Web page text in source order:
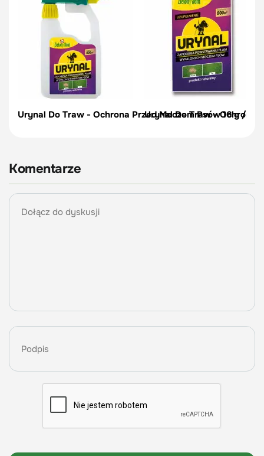
Urynal Do Traw - Ochrona Przed Moczem Psów 16 g /
Urynal Do Traw - Ochrona
Komentarze